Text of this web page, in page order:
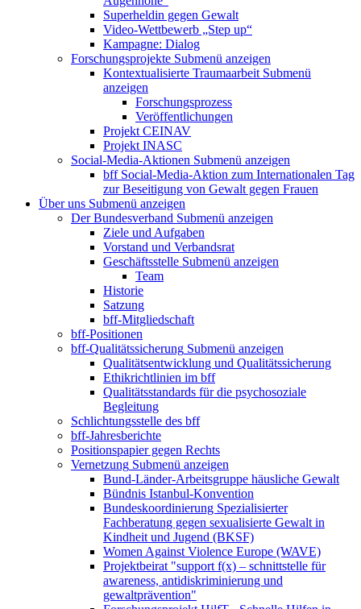
Superheldin gegen Gewalt
Video-Wettbewerb „Step up“
Kampagne: Dialog
Forschungsprojekte Submenü anzeigen
Kontextualisierte Traumaarbeit Submenü
anzeigen
Forschungsprozess
Veröffentlichungen
Projekt CEINAV
Projekt INASC
Social-Media-Aktionen Submenü anzeigen
bff Social-Media-Aktion zum Internationalen Tag
zur Beseitigung von Gewalt gegen Frauen
Über uns Submenü anzeigen
Der Bundesverband Submenü anzeigen
Ziele und Aufgaben
Vorstand und Verbandsrat
Geschäftsstelle Submenü anzeigen
Team
Historie
Satzung
bff-Mitgliedschaft
bff-Positionen
bff-Qualitätssicherung Submenü anzeigen
Qualitätsentwicklung und Qualitätssicherung
Ethikrichtlinien im bff
Qualitätsstandards für die psychosoziale
Begleitung
Schlichtungsstelle des bff
bff-Jahresberichte
Positionspapier gegen Rechts
Vernetzung Submenü anzeigen
Bund-Länder-Arbeitsgruppe häusliche Gewalt
Bündnis Istanbul-Konvention
Bundeskoordinierung Spezialisierter
Fachberatung gegen sexualisierte Gewalt in
Kindheit und Jugend (BKSF)
Women Against Violence Europe (WAVE)
Projektbeirat "support f(x) – schnittstelle für
awareness, antidiskriminierung und
gewaltprävention"